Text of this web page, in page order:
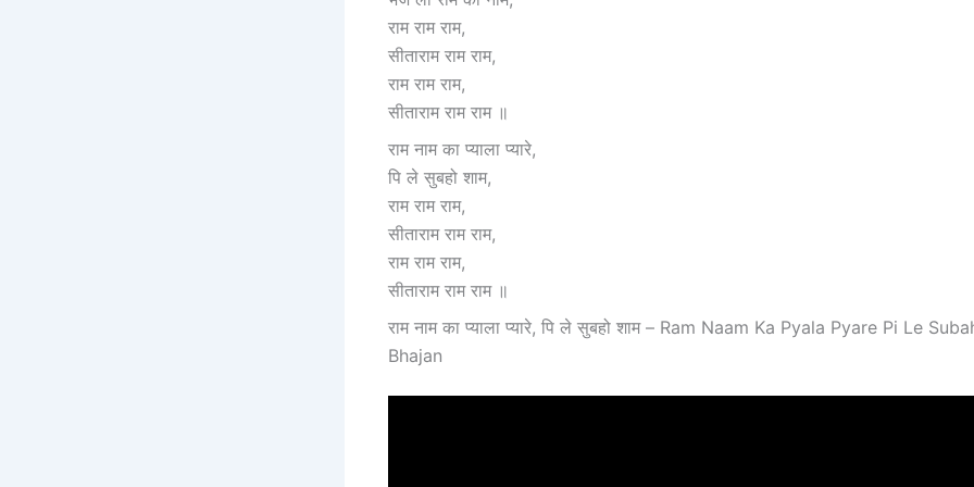
राम राम राम,
सीताराम राम राम,
राम राम राम,
सीताराम राम राम ॥
राम नाम का प्याला प्यारे,
पि ले सुबहो शाम,
राम राम राम,
सीताराम राम राम,
राम राम राम,
सीताराम राम राम ॥
राम नाम का प्याला प्यारे, पि ले सुबहो शाम – Ram Naam Ka Pyala Pyare Pi Le
Bhajan